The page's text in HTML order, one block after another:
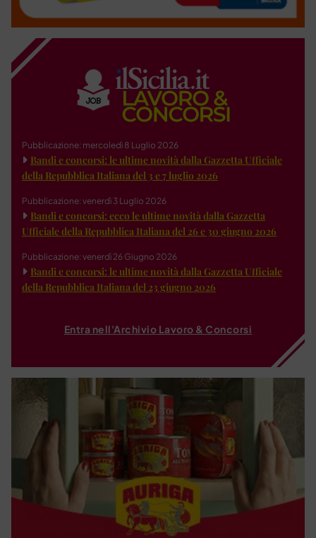
Pubblicazione: mercoledì 8 Luglio 2026
Bandi e concorsi: le ultime novità dalla Gazzetta Ufficiale
della Repubblica Italiana del 3 e 7 luglio 2026
Pubblicazione: venerdì 3 Luglio 2026
Bandi e concorsi: ecco le ultime novità dalla Gazzetta
Ufficiale della Repubblica Italiana del 26 e 30 giugno 2026
Pubblicazione: venerdì 26 Giugno 2026
Bandi e concorsi: le ultime novità dalla Gazzetta Ufficiale
della Repubblica Italiana del 23 giugno 2026
Entra nell'Archivio Lavoro & Concorsi